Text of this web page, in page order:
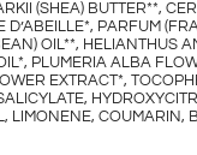
(SHEA) BUTTER**,
PARFUM
OIL**, HELIANTHUS
PLUMERIA ALBA
EXTRACT*,
LIMONENE, COUMARIN,